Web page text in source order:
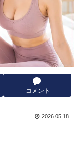
コメント
2026.05.18